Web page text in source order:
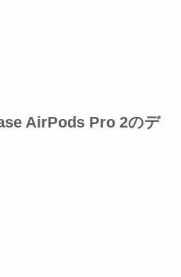
AirPods Pro 2のデ